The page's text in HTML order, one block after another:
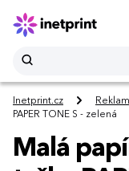
Inetprint.cz
PAPER TONE S - zelená
Malá